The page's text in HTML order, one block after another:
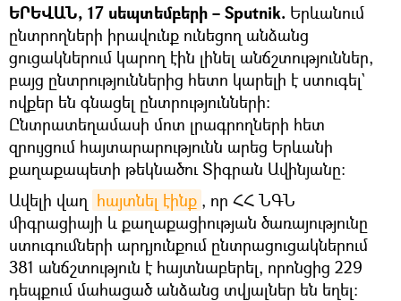
ԵՐԵՎԱՆ, 17 սեպտեմբերի – Sputnik. Երևանում
ընտրողների իրավունք ունեցող անձանց
ցուցակներում կարող էին լինել անճշտություններ,
բայց ընտրություններից հետո կարելի է ստուգել`
ովքեր են գնացել ընտրությունների։
Ընտրատեղամասի մոտ լրագրողների հետ
զրույցում հայտարարությունն արեց Երևանի
քաղաքապետի թեկնածու Տիգրան Ավինյանը։
Ավելի վաղ հայտնել էինք , որ ՀՀ ՆԳՆ
միգրացիայի և քաղաքացիության ծառայությունը
ստուգումների արդյունքում ընտրացուցակներում
381 անճշտություն է հայտնաբերել, որոնցից 229
դեպքում մահացած անձանց տվյալներ են եղել։